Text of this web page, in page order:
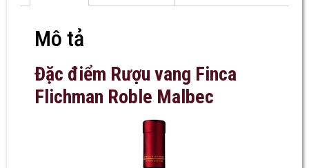
Mô tả
Đặc điểm Rượu vang Finca
Flichman Roble Malbec